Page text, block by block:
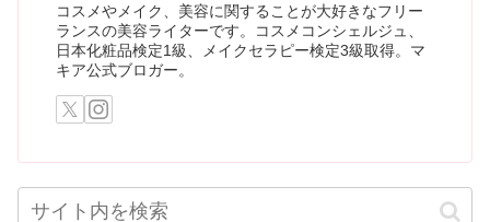
コスメやメイク、美容に関することが大好きなフリー
ランスの美容ライターです。コスメコンシェルジュ、
日本化粧品検定1級、メイクセラピー検定3級取得。マ
キア公式ブロガー。